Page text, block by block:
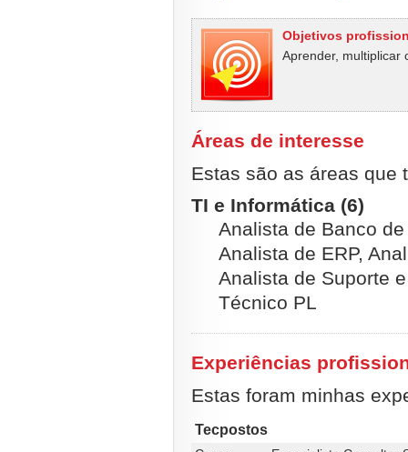
Objetivos
Aprender, multiplicar
Áreas de interesse
Estas são as áreas que
TI e Informática (6)
Analista de Banco
Analista de ERP,
Analista de Suporte
Técnico PL
Experiências
Estas foram minhas
Tecpostos